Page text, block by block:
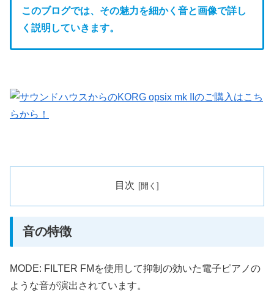
このブログでは、その魅力を細かく音と画像で詳し
く説明していきます。
目次
音の特徴
MODE: FILTER FMを使用して抑制の効いた電子ピアノの
ような音が演出されています。